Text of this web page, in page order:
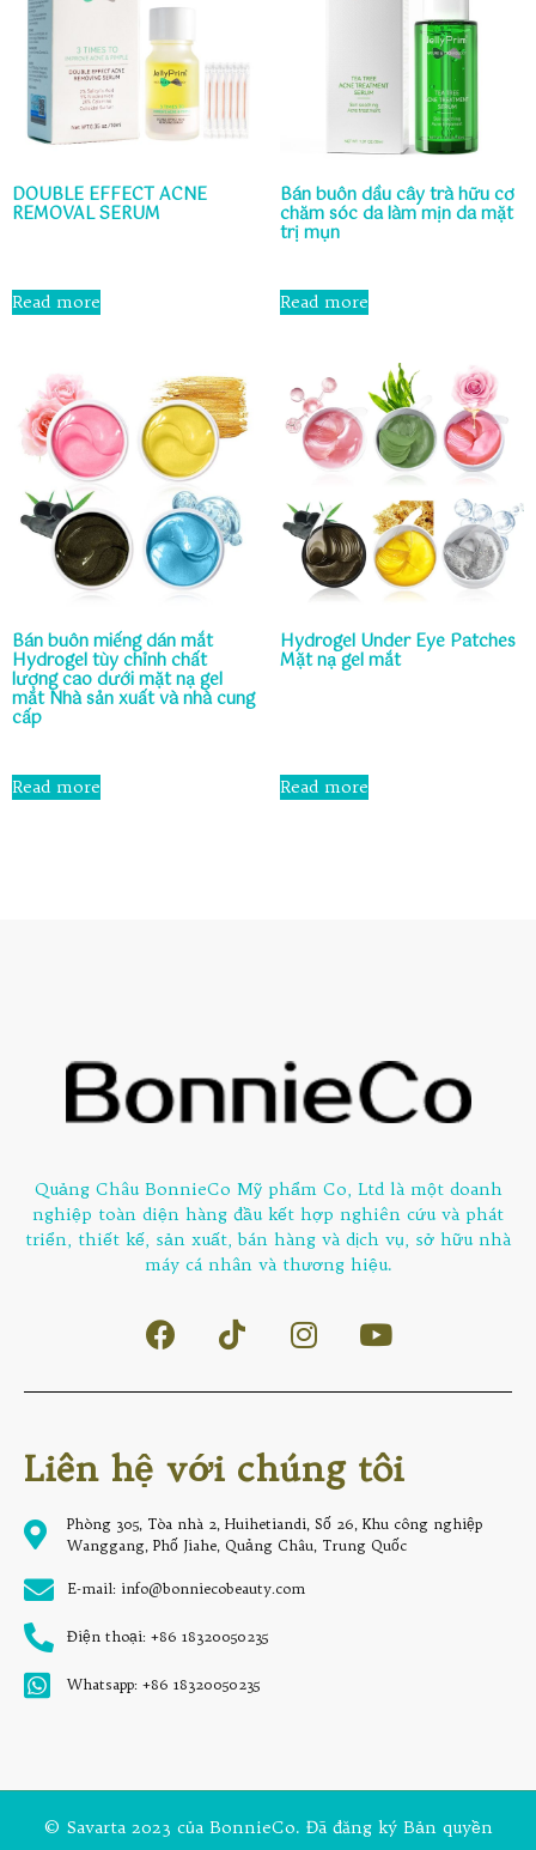
DOUBLE EFFECT ACNE
REMOVAL SERUM
out
of
5
Read more
Bán buôn dầu cây trà hữu cơ
chăm sóc da làm mịn da mặt
trị mụn
0
out
Read more
Bán buôn miếng dán mắt
Hydrogel tùy chỉnh chất
lượng cao dưới mặt nạ gel
mắt Nhà sản xuất và nhà cung
cấp
0
out
Read more
Hydrogel Under Eye Patches
Mặt nạ gel mắt
Read more
Quảng Châu BonnieCo Mỹ phẩm Co, Ltd là một doanh
nghiệp toàn diện hàng đầu kết hợp nghiên cứu và phát
triển, thiết kế, sản xuất, bán hàng và dịch vụ, sở hữu nhà
máy cá nhân và thương hiệu.
Liên hệ với chúng tôi
Phòng 305, Tòa nhà 2, Huihetiandi, Số 26, Khu công nghiệp
Wanggang, Phố Jiahe, Quảng Châu, Trung Quốc
E-mail: info@bonniecobeauty.com
Điện thoại: +86 18320050235
Whatsapp: +86 18320050235
© Savarta 2023 của BonnieCo. Đã đăng ký Bản quyền